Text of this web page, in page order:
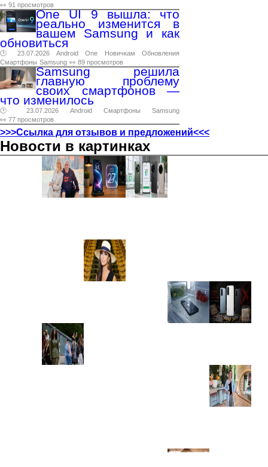
👀 91 просмотров
One UI 9 вышла: что
реально изменится в
вашем Samsung и как
обновиться
🕑 23.07.2026 Android One Новичкам
Обновления
Смартфоны Samsung 👀 89 просмотров
Samsung решила
главную проблему
своих смартфонов —
что изменилось
🕑 23.07.2026 Android Смартфоны
Samsung
👀 77 просмотров
>>>Ссылка для отзывов и предложений<<<
Новости в картинках